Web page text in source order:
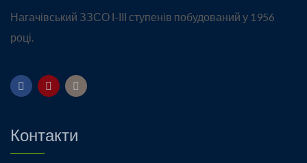
Нагачівський ЗЗСО І-ІІІ ступенів побудований у 1956
році.
Контакти